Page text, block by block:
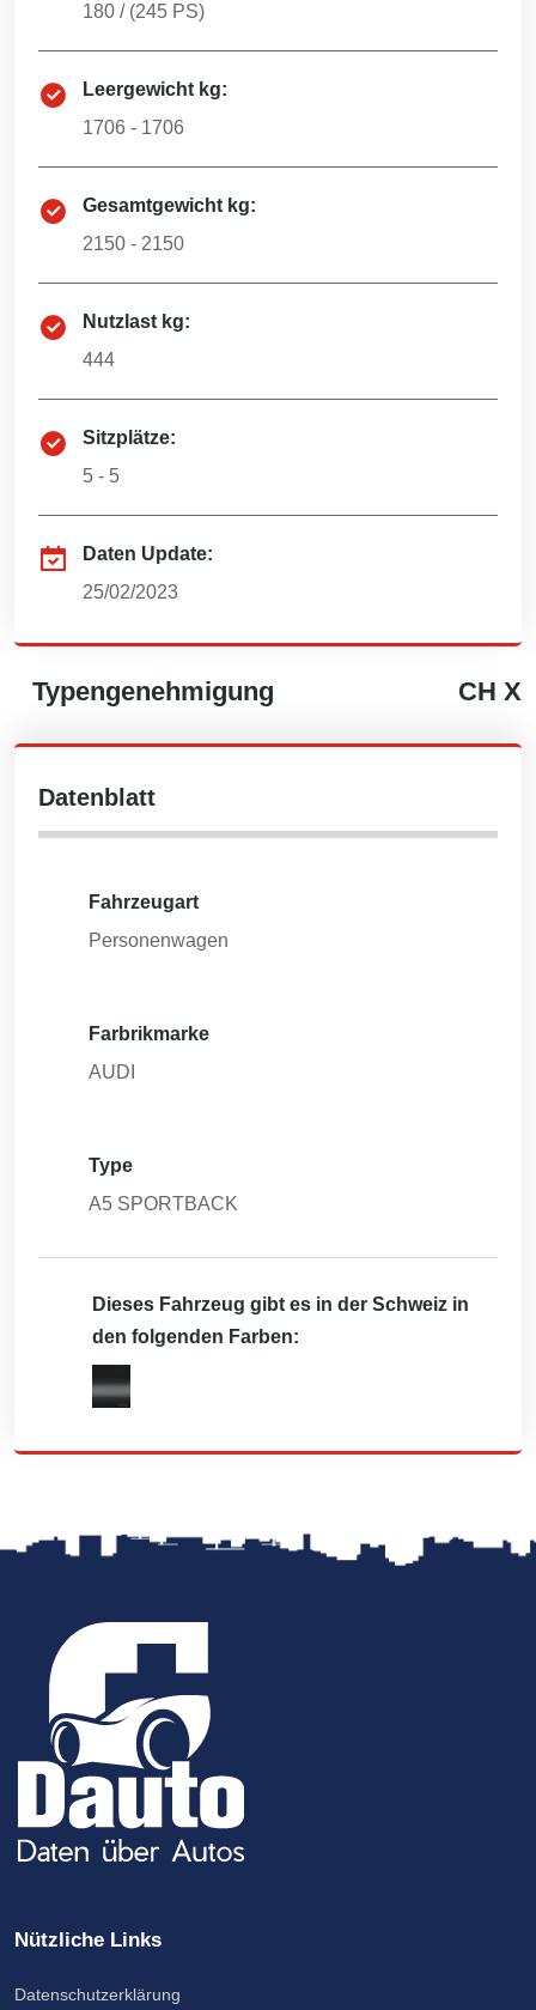
180 / (245 PS)
Leergewicht kg:
1706 - 1706
Gesamtgewicht kg:
2150 - 2150
Nutzlast kg:
444
Sitzplätze:
5 - 5
Daten Update:
25/02/2023
Typengenehmigung CH X
Datenblatt
Fahrzeugart
Personenwagen
Farbrikmarke
AUDI
Type
A5 SPORTBACK
Dieses Fahrzeug gibt es in der Schweiz in
den folgenden Farben:
Nützliche Links
Datenschutzerklärung